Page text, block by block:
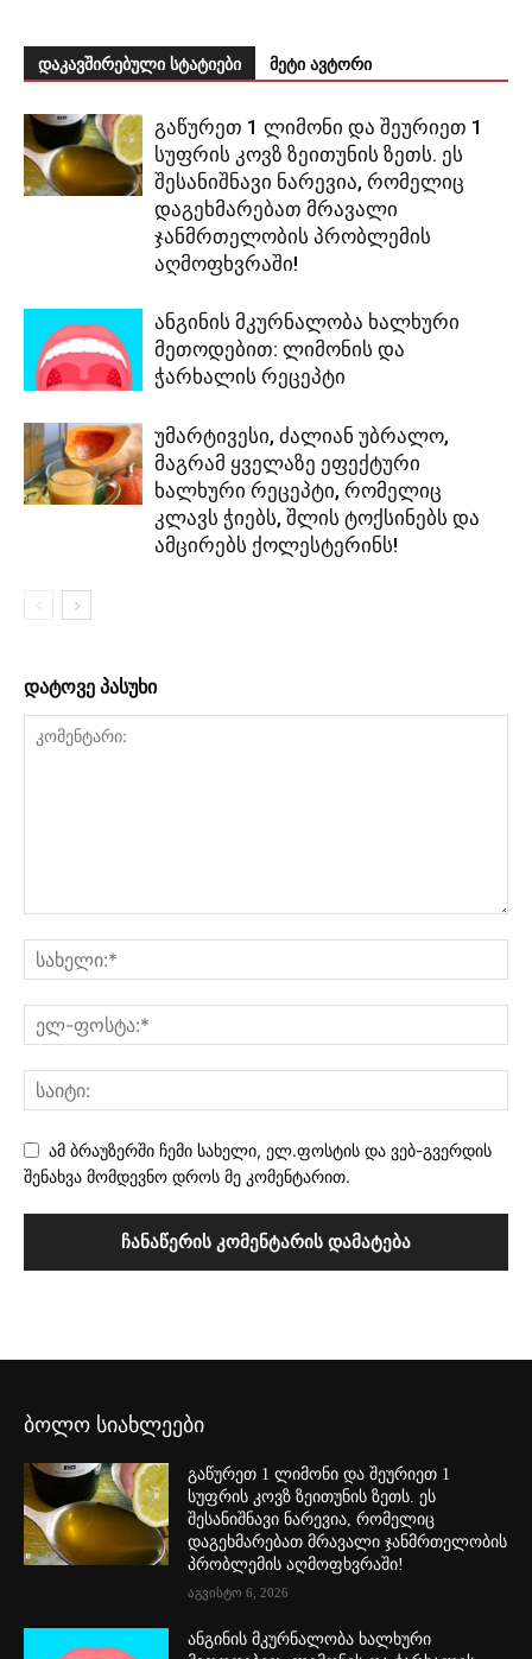
დაკავშირებული სტატიები მეტი ავტორი
გაწურეთ 1 ლიმონი და შეურიეთ 1
სუფრის კოვზ ზეითუნის ზეთს. ეს
შესანიშნავი ნარევია, რომელიც
დაგეხმარებათ მრავალი
ჯანმრთელობის პრობლემის
აღმოფხვრაში!
ანგინის მკურნალობა ხალხური
მეთოდებით: ლიმონის და
ჭარხალის რეცეპტი
უმარტივესი, ძალიან უბრალო,
მაგრამ ყველაზე ეფექტური
ხალხური რეცეპტი, რომელიც
კლავს ჭიებს, შლის ტოქსინებს და
ამცირებს ქოლესტერინს!
დატოვე პასუხი
ამ ბრაუზერში ჩემი სახელი, ელ.ფოსტის და ვებ-გვერდის
შენახვა მომდევნო დროს მე კომენტარით.
ბოლო სიახლეები
გაწურეთ 1 ლიმონი და შეურიეთ 1
სუფრის კოვზ ზეითუნის ზეთს. ეს
შესანიშნავი ნარევია, რომელიც
დაგეხმარებათ მრავალი ჯანმრთელობის
პრობლემის აღმოფხვრაში!
აგვისტო 6, 2026
ანგინის მკურნალობა ხალხური